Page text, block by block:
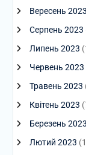
Вересень 2023
Серпень 2023
Липень 2023
Червень 2023
Травень 2023
Квітень 2023
Березень 2023
Лютий 2023